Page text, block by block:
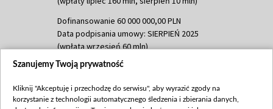
Dofinansowanie 60 000 000,00 PLN
Data podpisania umowy: SIERPIEŃ 2025
(wpłata wrzesień 60 mln)
Dofinansowanie 635 783 051,21 PLN
(wpłata wrzesień 100 mln, październik 350
mln, listopad 265 mln)
Szanujemy Twoją prywatność
Kliknij "Akceptuję i przechodzę do serwisu", aby wyrazić zgody na
korzystanie z technologii automatycznego śledzenia i zbierania danych,